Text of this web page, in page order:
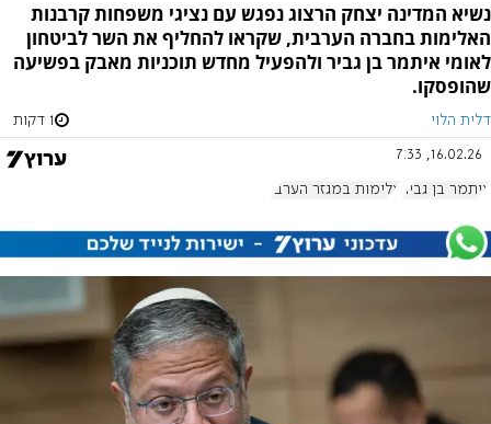
נשיא המדינה יצחק הרצוג נפגש עם נציגי משפחות קרבנות
האלימות בחברה הערבית, שקראו להחליף את השר לביטחון
לאומי איתמר בן גביר ולהפעיל מחדש תוכניות מאבק בפשיעה
שהופסקו.
דלית הלוי 1 דקות
16.02.26, 7:33
איתמר בן גביר אלימות במגזר הערבי